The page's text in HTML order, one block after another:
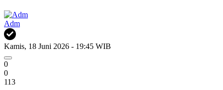
Adm
Kamis, 18 Juni 2026 - 19:45 WIB
0
0
113